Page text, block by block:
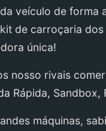
veículo de forma
de carroçaria
única!
nosso rivais
Rápida, Sandbox,
máquinas,